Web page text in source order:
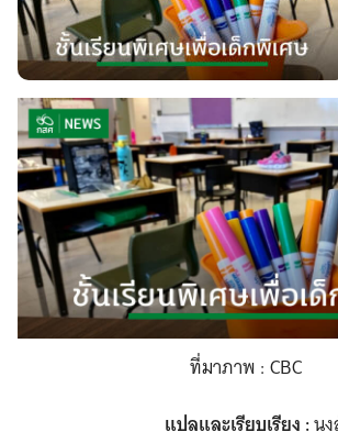
ที่มาภาพ : CBC
แปลและเรียบเรียง :น